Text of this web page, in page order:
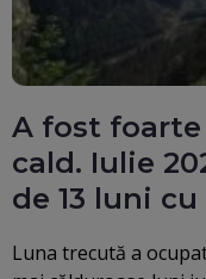
A fost
cald. Iulie
de 13 luni
Luna trecută a